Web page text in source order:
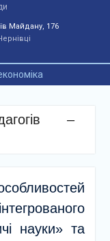
Майдану, 176
–
науки» та